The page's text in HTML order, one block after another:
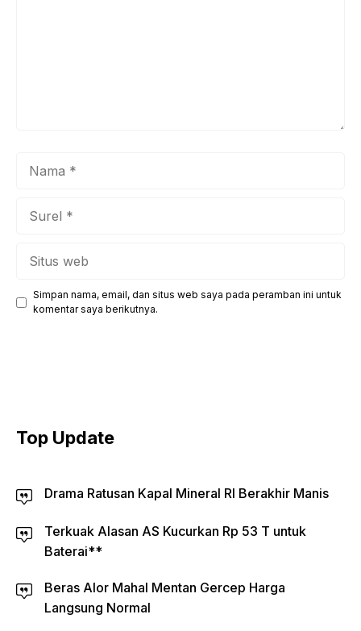
Simpan nama, email, dan situs web saya pada peramban ini untuk
komentar saya berikutnya.
Top Update
Drama Ratusan Kapal Mineral RI Berakhir Manis
Terkuak Alasan AS Kucurkan Rp 53 T untuk
Baterai**
Beras Alor Mahal Mentan Gercep Harga
Langsung Normal